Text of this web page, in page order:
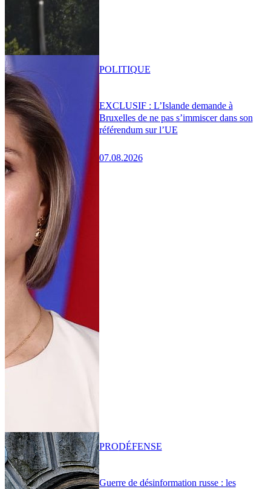
EXCLUSIF : L’Islande demande à
Bruxelles de ne pas s’immiscer dans son
référendum sur l’UE
07.08.2026
POLITIQUE
Guerre de désinformation russe : les
PRODÉFENSE